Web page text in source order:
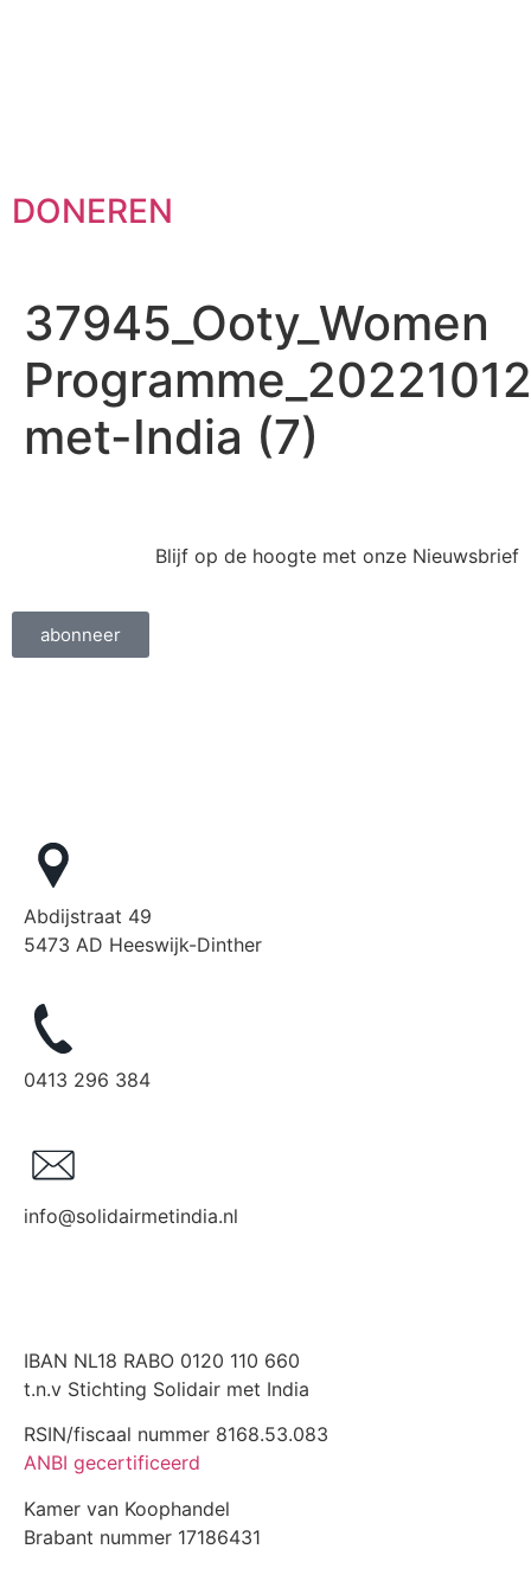
DONEREN
37945_Ooty_Women
met-India (7)
Blijf op de hoogte met onze Nieuwsbrief
abonneer
Abdijstraat 49
5473 AD Heeswijk-Dinther
0413 296 384
info@solidairmetindia.nl
IBAN NL18 RABO 0120 110 660
t.n.v Stichting Solidair met India
RSIN/fiscaal nummer 8168.53.083
ANBI gecertificeerd
Kamer van Koophandel
Brabant nummer 17186431